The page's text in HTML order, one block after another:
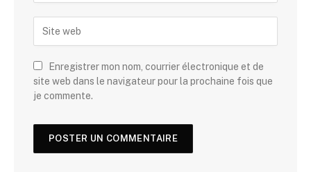
Enregistrer mon nom, courrier électronique et de
site web dans le navigateur pour la prochaine fois que
je commente.